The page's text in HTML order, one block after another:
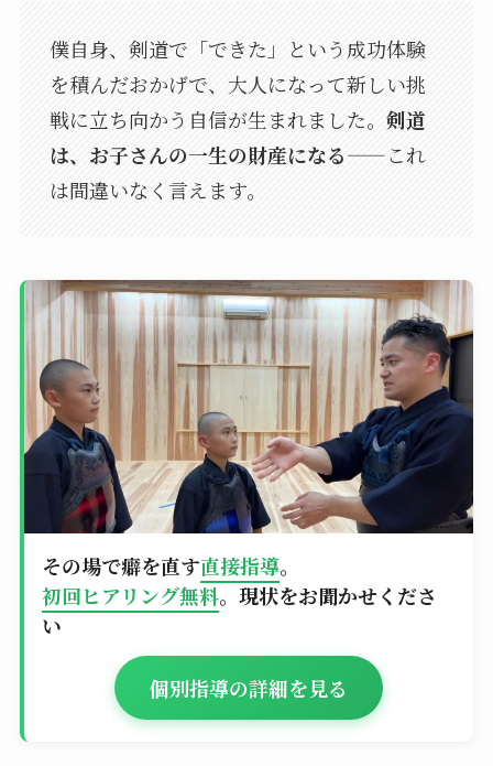
僕自身、剣道で「できた」という成功体験
を積んだおかげで、大人になって新しい挑
戦に立ち向かう自信が生まれました。 剣道
は、お子さんの一生の財産になる——これ
は間違いなく言えます。
その場で癖を直す直接指導。
初回ヒアリング無料。現状をお聞かせくださ
い
個別指導の詳細を見る